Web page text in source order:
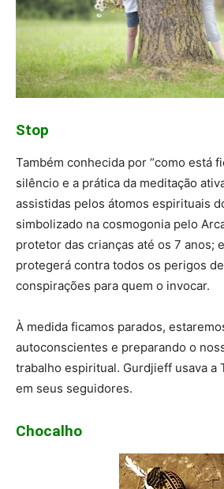
Stop
Também conhecida por “como está
silêncio e a prática da meditação
assistidas pelos átomos espirituais
simbolizado na cosmogonia pelo
protetor das crianças até os 7 anos;
protegerá contra todos os perigos
conspirações para quem o invocar.
À medida ficamos parados,
autoconscientes e preparando o
trabalho espiritual. Gurdjieff usava a
em seus seguidores.
Chocalho